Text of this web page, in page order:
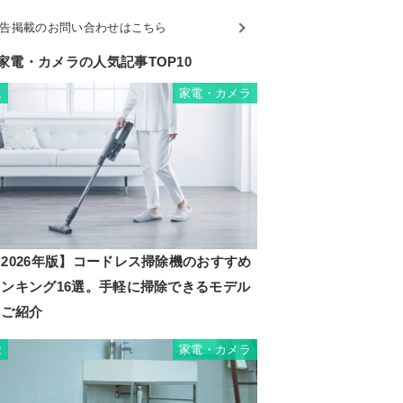
掲載のお問い合わせはこちら
電・カメラの人気記事TOP10
家電・カメラ
年版】コードレス掃除機のおすすめ
キング16選。手軽に掃除できるモデル
紹介
家電・カメラ